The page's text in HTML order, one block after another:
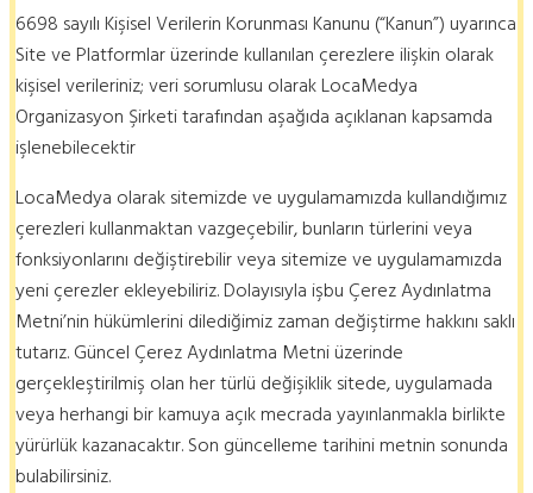
6698 sayılı Kişisel Verilerin Korunması Kanunu (“Kanun”) uyarınca
Site ve Platformlar üzerinde kullanılan çerezlere ilişkin olarak
kişisel verileriniz; veri sorumlusu olarak LocaMedya
Organizasyon Şirketi tarafından aşağıda açıklanan kapsamda
işlenebilecektir
LocaMedya olarak sitemizde ve uygulamamızda kullandığımız
çerezleri kullanmaktan vazgeçebilir, bunların türlerini veya
fonksiyonlarını değiştirebilir veya sitemize ve uygulamamızda
yeni çerezler ekleyebiliriz. Dolayısıyla işbu Çerez Aydınlatma
Metni’nin hükümlerini dilediğimiz zaman değiştirme hakkını saklı
tutarız. Güncel Çerez Aydınlatma Metni üzerinde
gerçekleştirilmiş olan her türlü değişiklik sitede, uygulamada
veya herhangi bir kamuya açık mecrada yayınlanmakla birlikte
yürürlük kazanacaktır. Son güncelleme tarihini metnin sonunda
bulabilirsiniz.